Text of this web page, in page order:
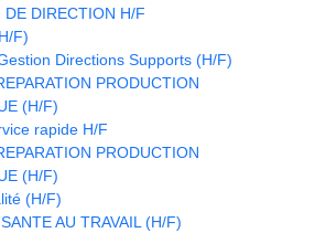
DE DIRECTION H/F
F)
Directions Supports (H/F)
PRODUCTION
(H/F)
rapide H/F
PRODUCTION
(H/F)
(H/F)
AU TRAVAIL (H/F)